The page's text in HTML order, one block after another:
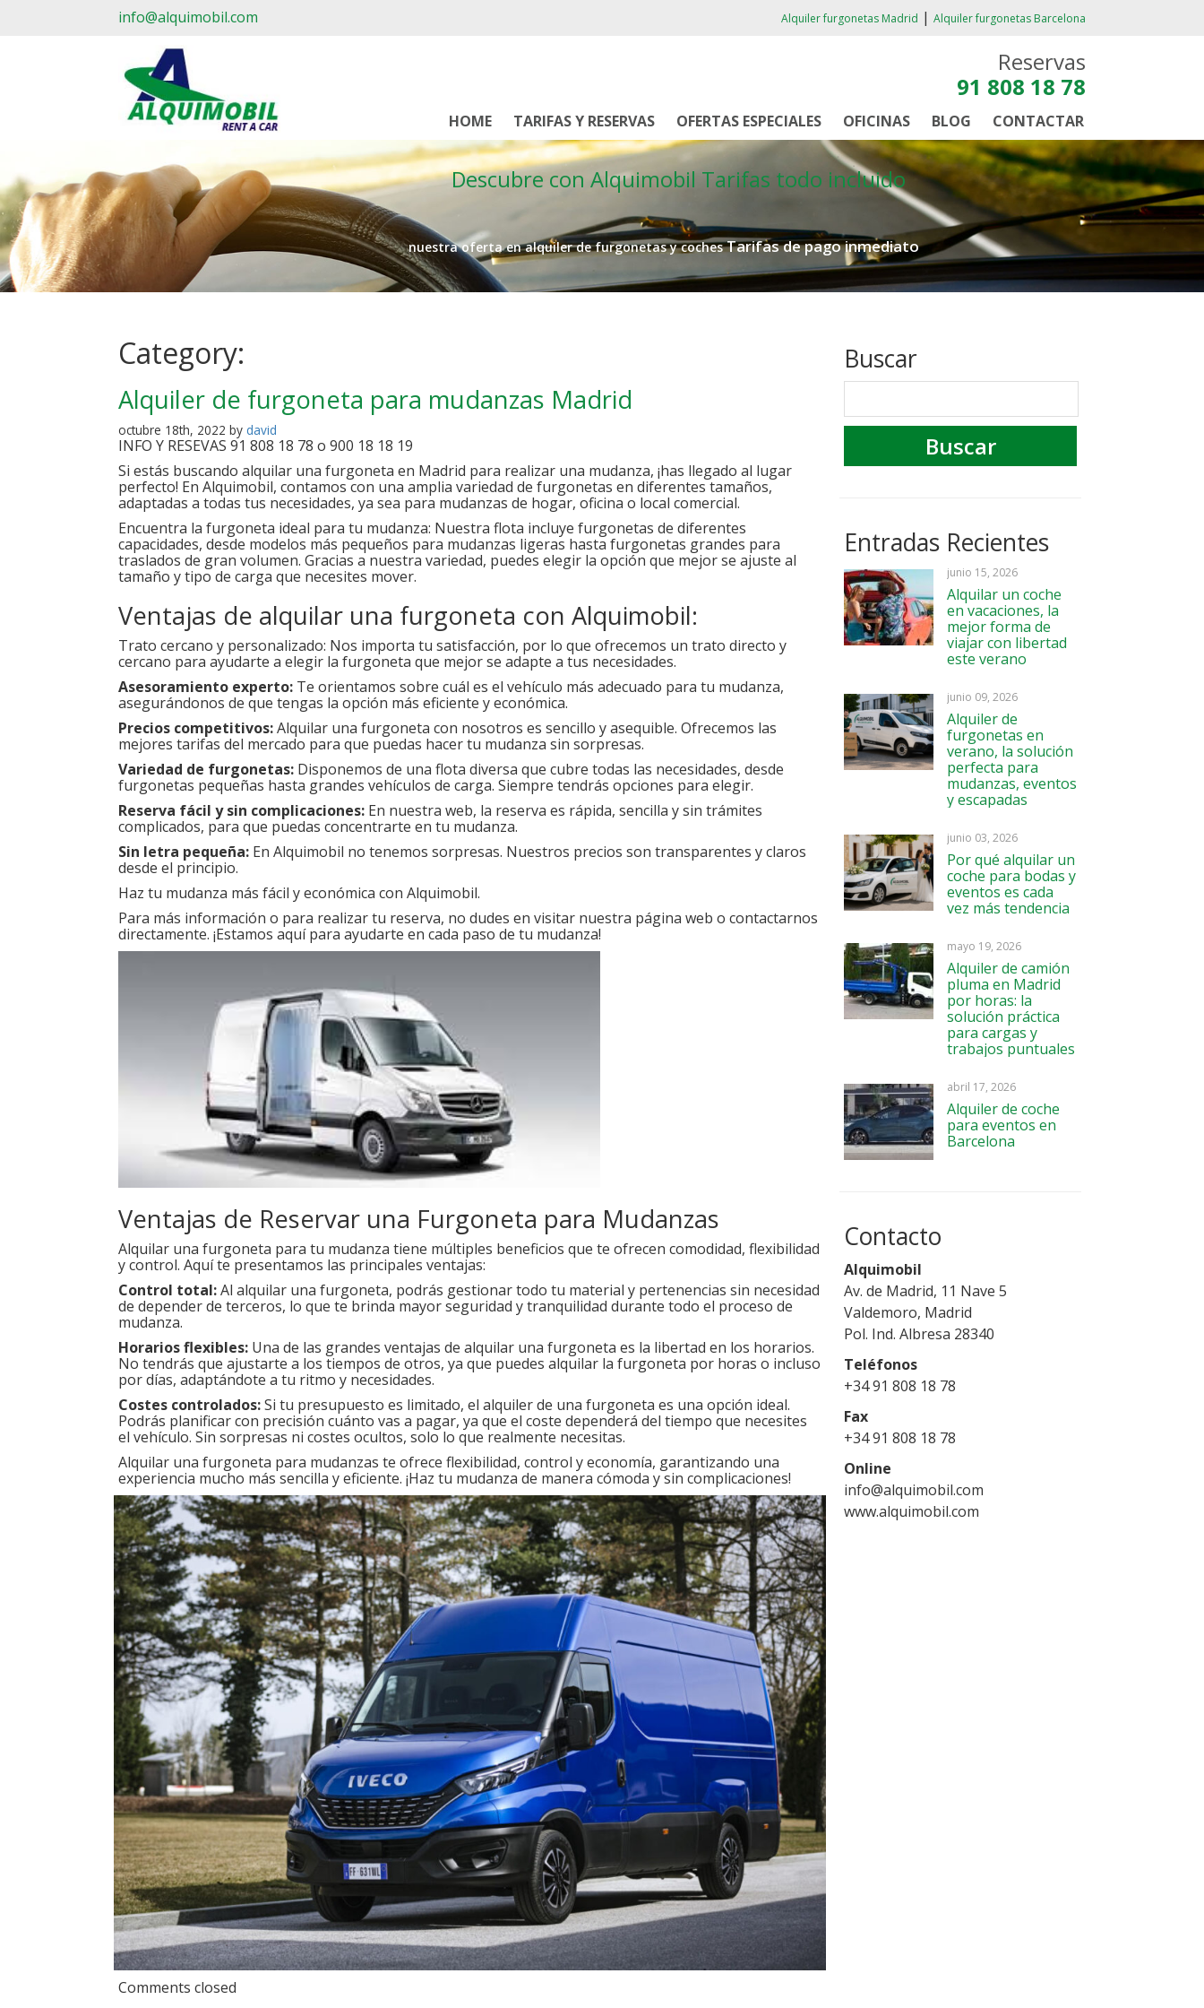
info@alquimobil.com Alquiler furgonetas Madrid | Alquiler furgonetas Barcelona
Reservas
91 808 18 78
HOME TARIFAS Y RESERVAS OFERTAS ESPECIALES OFICINAS BLOG CONTACTAR
Descubre con Alquimobil Tarifas todo incluido
nuestra oferta en alquiler de furgonetas y cochesTarifas de pago inmediato
Category:
Alquiler de furgoneta para mudanzas Madrid
octubre 18th, 2022 by david
INFO Y RESEVAS 91 808 18 78 o 900 18 18 19
Si estás buscando alquilar una furgoneta en Madrid para realizar una mudanza, ¡has llegado al lugar
perfecto! En Alquimobil, contamos con una amplia variedad de furgonetas en diferentes tamaños,
adaptadas a todas tus necesidades, ya sea para mudanzas de hogar, oficina o local comercial.
Encuentra la furgoneta ideal para tu mudanza: Nuestra flota incluye furgonetas de diferentes
capacidades, desde modelos más pequeños para mudanzas ligeras hasta furgonetas grandes para
traslados de gran volumen. Gracias a nuestra variedad, puedes elegir la opción que mejor se ajuste al
tamaño y tipo de carga que necesites mover.
Ventajas de alquilar una furgoneta con Alquimobil:
Trato cercano y personalizado: Nos importa tu satisfacción, por lo que ofrecemos un trato directo y
cercano para ayudarte a elegir la furgoneta que mejor se adapte a tus necesidades.
Asesoramiento experto: Te orientamos sobre cuál es el vehículo más adecuado para tu mudanza,
asegurándonos de que tengas la opción más eficiente y económica.
Precios competitivos:Alquilar una furgoneta con nosotros es sencillo y asequible. Ofrecemos las
mejores tarifas del mercado para que puedas hacer tu mudanza sin sorpresas.
Variedad de furgonetas: Disponemos de una flota diversa que cubre todas las necesidades, desde
furgonetas pequeñas hasta grandes vehículos de carga. Siempre tendrás opciones para elegir.
Reserva fácil y sin complicaciones: En nuestra web, la reserva es rápida, sencilla y sin trámites
complicados, para que puedas concentrarte en tu mudanza.
Sin letra pequeña: En Alquimobil no tenemos sorpresas. Nuestros precios son transparentes y claros
desde el principio.
Haz tu mudanza más fácil y económica con Alquimobil.
Para más información o para realizar tu reserva, no dudes en visitar nuestra página web o contactarnos
directamente. ¡Estamos aquí para ayudarte en cada paso de tu mudanza!
Ventajas de Reservar una Furgoneta para Mudanzas
Alquilar una furgoneta para tu mudanza tiene múltiples beneficios que te ofrecen comodidad, flexibilidad
y control. Aquí te presentamos las principales ventajas:
Control total:Al alquilar una furgoneta, podrás gestionar todo tu material y pertenencias sin necesidad
de depender de terceros, lo que te brinda mayor seguridad y tranquilidad durante todo el proceso de
mudanza.
Horarios flexibles: Una de las grandes ventajas de alquilar una furgoneta es la libertad en los horarios.
No tendrás que ajustarte a los tiempos de otros, ya que puedes alquilar la furgoneta por horas o incluso
por días, adaptándote a tu ritmo y necesidades.
Costes controlados:Si tu presupuesto es limitado, el alquiler de una furgoneta es una opción ideal.
Podrás planificar con precisión cuánto vas a pagar, ya que el coste dependerá del tiempo que necesites
el vehículo. Sin sorpresas ni costes ocultos, solo lo que realmente necesitas.
Alquilar una furgoneta para mudanzas te ofrece flexibilidad, control y economía, garantizando una
experiencia mucho más sencilla y eficiente. ¡Haz tu mudanza de manera cómoda y sin complicaciones!
Comments closed
Buscar
Entradas Recientes
junio 15, 2026
Alquilar un coche
en vacaciones, la
mejor forma de
viajar con libertad
este verano
junio 09, 2026
Alquiler de
furgonetas en
verano, la solución
perfecta para
mudanzas, eventos
y escapadas
junio 03, 2026
Por qué alquilar un
coche para bodas y
eventos es cada
vez más tendencia
mayo 19, 2026
Alquiler de camión
pluma en Madrid
por horas: la
solución práctica
para cargas y
trabajos puntuales
abril 17, 2026
Alquiler de coche
para eventos en
Barcelona
Contacto
Alquimobil
Av. de Madrid, 11 Nave 5
Valdemoro, Madrid
Pol. Ind. Albresa 28340
Teléfonos
+34 91 808 18 78
Fax
+34 91 808 18 78
Online
info@alquimobil.com
www.alquimobil.com